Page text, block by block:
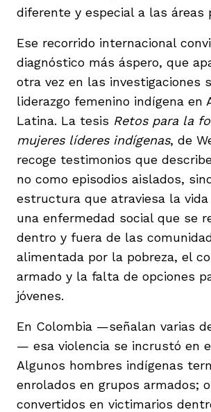
diferente y especial a las áreas
Ese recorrido internacional
diagnóstico más áspero, que
otra vez en las investigaciones
liderazgo femenino indígena en
Latina. La tesis Retos para la
mujeres líderes indígenas, de
recoge testimonios que
no como episodios aislados,
estructura que atraviesa la vida
una enfermedad social que se
dentro y fuera de las
alimentada por la pobreza, el
armado y la falta de opciones
jóvenes.
En Colombia —señalan varias
— esa violencia se incrustó en
Algunos hombres indígenas
enrolados en grupos armados;
convertidos en victimarios